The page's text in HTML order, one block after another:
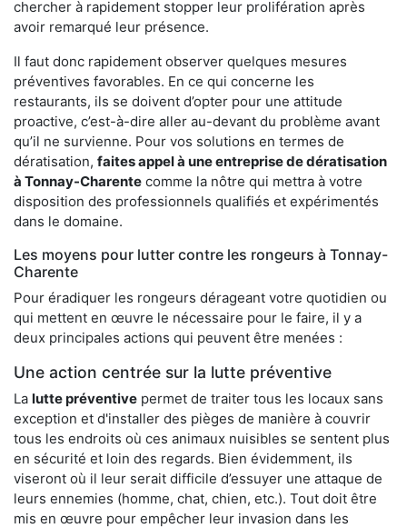
chercher à rapidement stopper leur prolifération après
avoir remarqué leur présence.
Il faut donc rapidement observer quelques mesures
préventives favorables. En ce qui concerne les
restaurants, ils se doivent d’opter pour une attitude
proactive, c’est-à-dire aller au-devant du problème avant
qu’il ne survienne. Pour vos solutions en termes de
dératisation, faites appel à une entreprise de dératisation
à Tonnay-Charente comme la nôtre qui mettra à votre
disposition des professionnels qualifiés et expérimentés
dans le domaine.
Les moyens pour lutter contre les rongeurs à Tonnay-
Charente
Pour éradiquer les rongeurs dérageant votre quotidien ou
qui mettent en œuvre le nécessaire pour le faire, il y a
deux principales actions qui peuvent être menées :
Une action centrée sur la lutte préventive
La lutte préventive permet de traiter tous les locaux sans
exception et d'installer des pièges de manière à couvrir
tous les endroits où ces animaux nuisibles se sentent plus
en sécurité et loin des regards. Bien évidemment, ils
viseront où il leur serait difficile d’essuyer une attaque de
leurs ennemies (homme, chat, chien, etc.). Tout doit être
mis en œuvre pour empêcher leur invasion dans les